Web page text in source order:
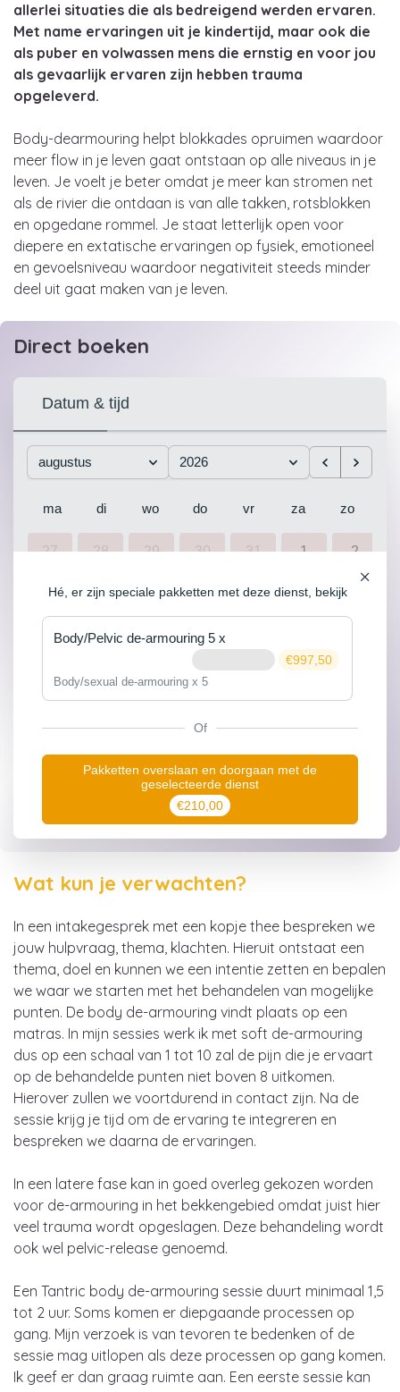
allerlei situaties die als bedreigend werden ervaren.
Met name ervaringen uit je kindertijd, maar ook die
als puber en volwassen mens die ernstig en voor jou
als gevaarlijk ervaren zijn hebben trauma
opgeleverd.
Body-dearmouring helpt blokkades opruimen waardoor
meer flow in je leven gaat ontstaan op alle niveaus in je
leven. Je voelt je beter omdat je meer kan stromen net
als de rivier die ontdaan is van alle takken, rotsblokken
en opgedane rommel. Je staat letterlijk open voor
diepere en extatische ervaringen op fysiek, emotioneel
en gevoelsniveau waardoor negativiteit steeds minder
deel uit gaat maken van je leven.
Direct boeken
Datum & tijd
augustus 2026
ma di wo do vr za zo
27 28 29 30 31 1 2
3 4 5 6 7 8
10 11 13
20 21
31 1 2 3 4 5 6
Hé, er zijn speciale pakketten met deze dienst, bekijk
Body/Pelvic de-armouring 5 x
€997,50
Body/sexual de-armouring x 5
Of
Pakketten overslaan en doorgaan met de
geselecteerde dienst
€210,00
Wat kun je verwachten?
In een intakegesprek met een kopje thee bespreken we
jouw hulpvraag, thema, klachten. Hieruit ontstaat een
thema, doel en kunnen we een intentie zetten en bepalen
we waar we starten met het behandelen van mogelijke
punten. De body de-armouring vindt plaats op een
matras. In mijn sessies werk ik met soft de-armouring
dus op een schaal van 1 tot 10 zal de pijn die je ervaart
op de behandelde punten niet boven 8 uitkomen.
Hierover zullen we voortdurend in contact zijn. Na de
sessie krijg je tijd om de ervaring te integreren en
bespreken we daarna de ervaringen.
In een latere fase kan in goed overleg gekozen worden
voor de-armouring in het bekkengebied omdat juist hier
veel trauma wordt opgeslagen. Deze behandeling wordt
ook wel pelvic-release genoemd.
Een Tantric body de-armouring sessie duurt minimaal 1,5
tot 2 uur. Soms komen er diepgaande processen op
gang. Mijn verzoek is van tevoren te bedenken of de
sessie mag uitlopen als deze processen op gang komen.
Ik geef er dan graag ruimte aan. Een eerste sessie kan